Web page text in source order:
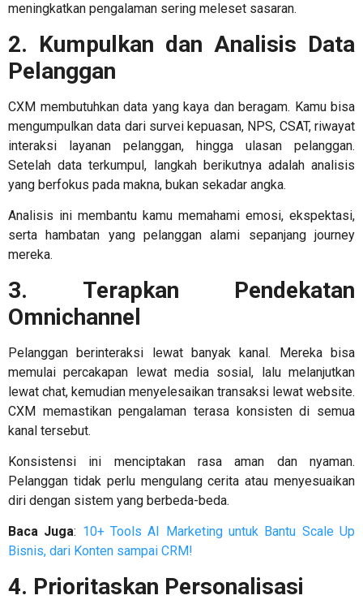
meningkatkan pengalaman sering meleset sasaran.
2. Kumpulkan dan Analisis Data
Pelanggan
CXM membutuhkan data yang kaya dan beragam. Kamu bisa
mengumpulkan data dari survei kepuasan, NPS, CSAT, riwayat
interaksi layanan pelanggan, hingga ulasan pelanggan.
Setelah data terkumpul, langkah berikutnya adalah analisis
yang berfokus pada makna, bukan sekadar angka.
Analisis ini membantu kamu memahami emosi, ekspektasi,
serta hambatan yang pelanggan alami sepanjang journey
mereka.
3. Terapkan Pendekatan
Omnichannel
Pelanggan berinteraksi lewat banyak kanal. Mereka bisa
memulai percakapan lewat media sosial, lalu melanjutkan
lewat chat, kemudian menyelesaikan transaksi lewat website.
CXM memastikan pengalaman terasa konsisten di semua
kanal tersebut.
Konsistensi ini menciptakan rasa aman dan nyaman.
Pelanggan tidak perlu mengulang cerita atau menyesuaikan
diri dengan sistem yang berbeda-beda.
Baca Juga: 10+ Tools AI Marketing untuk Bantu Scale Up
Bisnis, dari Konten sampai CRM!
4. Prioritaskan Personalisasi